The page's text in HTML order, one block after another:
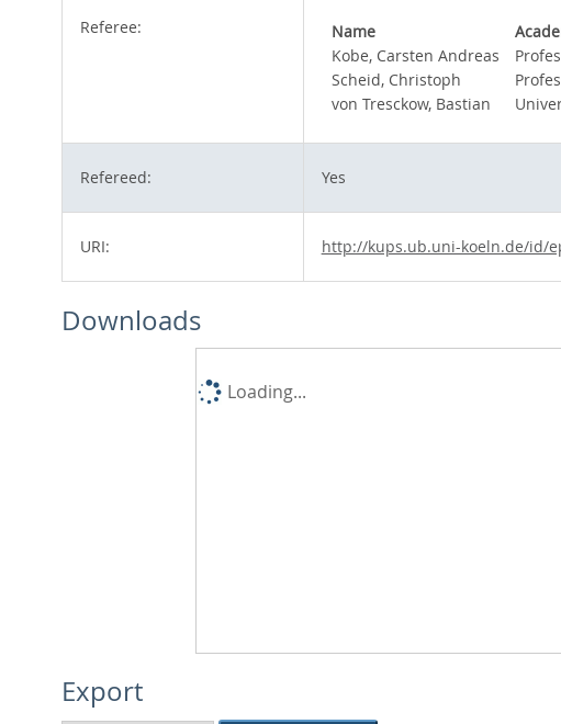
Referee: Name
Kobe, Carsten Andreas
Scheid, Christoph
von Tresckow, Bastian
Refereed: Yes
URI: http://kups.ub.uni-koeln.de/id/
Downloads
Loading...
Export